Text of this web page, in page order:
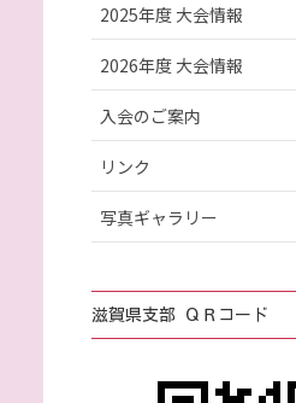
2025年度 大会情報
2026年度 大会情報
入会のご案内
リンク
写真ギャラリー
滋賀県支部 ＱＲコード